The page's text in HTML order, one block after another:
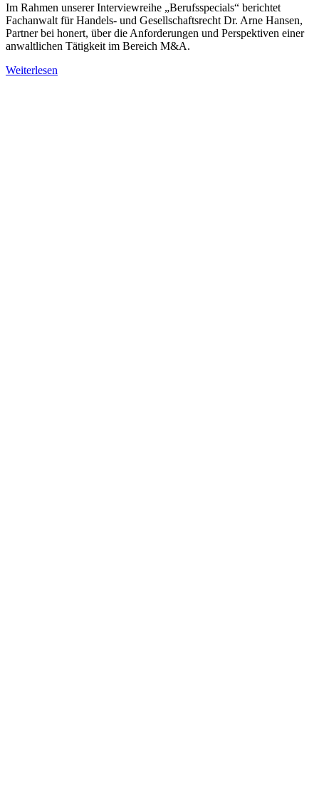
Im Rahmen unserer Interviewreihe „Berufsspecials“ berichtet
Fachanwalt für Handels- und Gesellschaftsrecht Dr. Arne Hansen,
Partner bei honert, über die Anforderungen und Perspektiven einer
anwaltlichen Tätigkeit im Bereich M&A.
Weiterlesen